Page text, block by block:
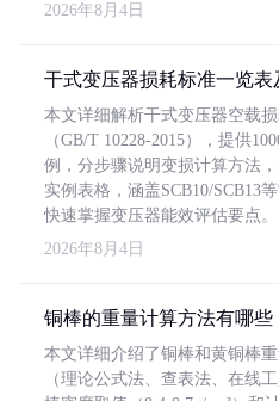
2026年8月4日
干式变压器损耗标准一览表
本文详细解析干式变压器空载
（GB/T 10228-2015），提供
例，分步骤说明变损计算方法
实例表格，涵盖SCB10/SCB13
快速掌握变压器能效评估要点。
2026年8月4日
铜棒的重量计算方法有哪些
本文详细介绍了铜棒和黄铜棒
（理论公式法、查表法、在线